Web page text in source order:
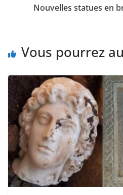
Nouvelles statues en
Vous pourrez